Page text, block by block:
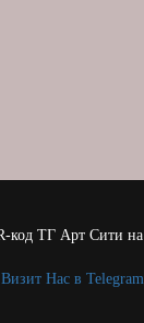
Визит Нас в Telegram